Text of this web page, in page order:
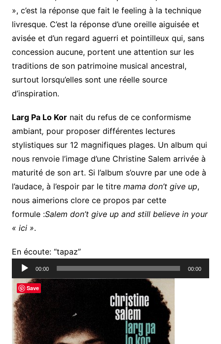
», c’est la réponse que fait le feeling à la technique
livresque. C’est la réponse d’une oreille aiguisée et
avisée et d’un regard aguerri et pointilleux qui, sans
concession aucune, portent une attention sur les
traditions de son patrimoine musical ancestral,
surtout lorsqu’elles sont une réelle source
d’inspiration.
Larg Pa Lo Kornait du refus de ce conformisme
ambiant, pour proposer différentes lectures
stylistiques sur 12 magnifiques plages. Un album qui
nous renvoie l’image d’une Christine Salem arrivée à
maturité de son art. Si l’album s’ouvre par une ode à
l’audace, à l’espoir par le titre mama don’t give up,
nous aimerions clore ce propos par cette
formule :Salem don’t give up and still believe in your
« ici ».
En écoute: “tapaz”Lecteur
audio
00:00 00:00
Save